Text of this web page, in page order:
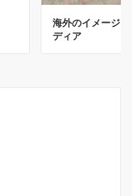
海外のイメージ
ディア